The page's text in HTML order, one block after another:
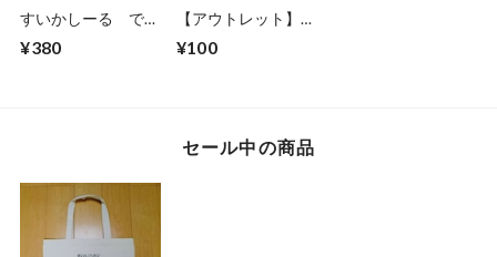
すいかしーる でん
¥380
【アウトレット】す
ゃまん
¥100
セール中の商品